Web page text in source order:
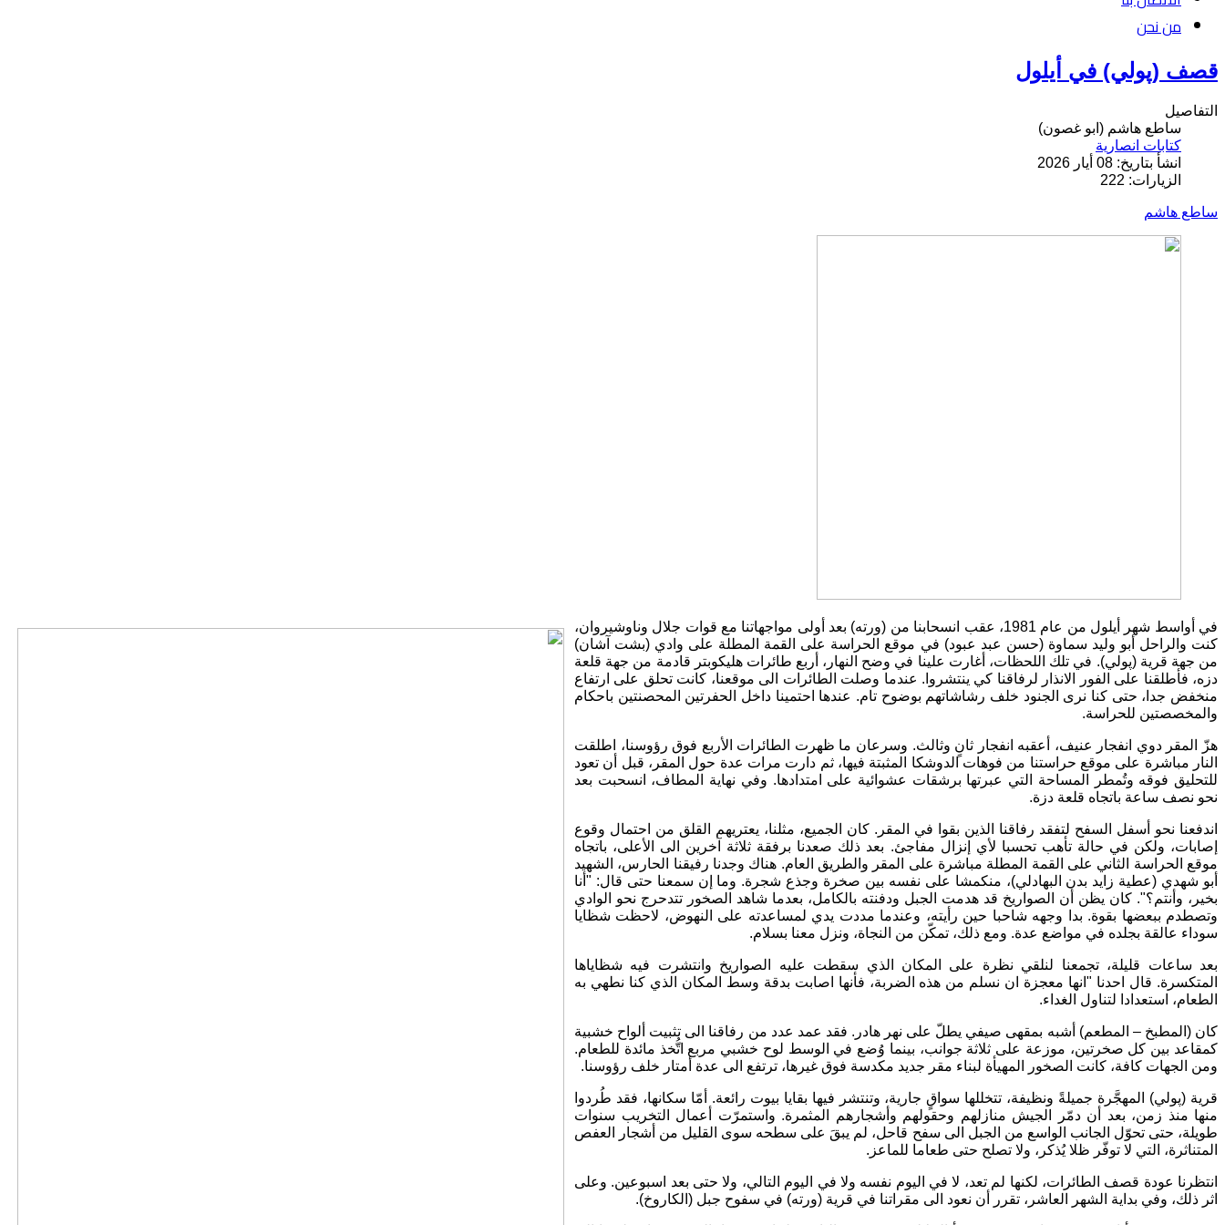
من نحن
قصف (پولي) في أيلول
التفاصيل
ساطع هاشم (ابو غصون)
كتابات انصارية
انشأ بتاريخ: 08 أيار 2026
الزيارات: 222
ساطع هاشم
في أواسط شهر أيلول من عام 1981، عقب انسحابنا من (ورته) بعد أولى مواجهاتنا مع قوات جلال وناوشيروان،
كنت والراحل أبو وليد سماوة (حسن عبد عبود) في موقع الحراسة على القمة المطلة على وادي (بشت آشان)
من جهة قرية (پولي). في تلك اللحظات، أغارت علينا في وضح النهار، أربع طائرات هليكوبتر قادمة من جهة قلعة
دزه، فأطلقنا على الفور الانذار لرفاقنا كي ينتشروا. عندما وصلت الطائرات الى موقعنا، كانت تحلق على ارتفاع
منخفض جدا، حتى كنا نرى الجنود خلف رشاشاتهم بوضوح تام. عندها احتمينا داخل الحفرتين المحصنتين باحكام
والمخصصتين للحراسة.
هزّ المقر دوي انفجار عنيف، أعقبه انفجار ثانٍ وثالث. وسرعان ما ظهرت الطائرات الأربع فوق رؤوسنا، اطلقت
النار مباشرة على موقع حراستنا من فوهات الدوشكا المثبتة فيها، ثم دارت مرات عدة حول المقر، قبل أن تعود
للتحليق فوقه وتُمطر المساحة التي عبرتها برشقات عشوائية على امتدادها. وفي نهاية المطاف، انسحبت بعد
نحو نصف ساعة باتجاه قلعة دزة.
اندفعنا نحو أسفل السفح لتفقد رفاقنا الذين بقوا في المقر. كان الجميع، مثلنا، يعتريهم القلق من احتمال وقوع
إصابات، ولكن في حالة تأهب تحسبا لأي إنزال مفاجئ. بعد ذلك صعدنا برفقة ثلاثة آخرين الى الأعلى، باتجاه
موقع الحراسة الثاني على القمة المطلة مباشرة على المقر والطريق العام. هناك وجدنا رفيقنا الحارس، الشهيد
أبو شهدي (عطية زايد بدن البهادلي)، منكمشا على نفسه بين صخرة وجذع شجرة. وما إن سمعنا حتى قال: "أنا
بخير، وأنتم؟". كان يظن أن الصواريخ قد هدمت الجبل ودفنته بالكامل، بعدما شاهد الصخور تتدحرج نحو الوادي
وتصطدم ببعضها بقوة. بدا وجهه شاحبا حين رأيته، وعندما مددت يدي لمساعدته على النهوض، لاحظت شظايا
سوداء عالقة بجلده في مواضع عدة. ومع ذلك، تمكّن من النجاة، ونزل معنا بسلام.
بعد ساعات قليلة، تجمعنا لنلقي نظرة على المكان الذي سقطت عليه الصواريخ وانتشرت فيه شظاياها
المتكسرة. قال احدنا "انها معجزة ان نسلم من هذه الضربة، فأنها اصابت بدقة وسط المكان الذي كنا نطهي به
الطعام، استعدادا لتناول الغداء.
كان (المطبخ – المطعم) أشبه بمقهى صيفي يطلّ على نهر هادر. فقد عمد عدد من رفاقنا الى تثبيت ألواح خشبية
كمقاعد بين كل صخرتين، موزعة على ثلاثة جوانب، بينما وُضع في الوسط لوح خشبي مربع اتُّخذ مائدة للطعام.
ومن الجهات كافة، كانت الصخور المهيأة لبناء مقر جديد مكدسة فوق غيرها، ترتفع الى عدة أمتار خلف رؤوسنا.
قرية (پولي) المهجَّرة جميلةً ونظيفة، تتخللها سواقٍ جارية، وتنتشر فيها بقايا بيوت رائعة. أمّا سكانها، فقد طُردوا
منها منذ زمن، بعد أن دمّر الجيش منازلهم وحقولهم وأشجارهم المثمرة. واستمرّت أعمال التخريب سنوات
طويلة، حتى تحوّل الجانب الواسع من الجبل الى سفح قاحل، لم يبقَ على سطحه سوى القليل من أشجار العفص
المتناثرة، التي لا توفّر ظلا يُذكر، ولا تصلح حتى طعاما للماعز.
انتظرنا عودة قصف الطائرات، لكنها لم تعد، لا في اليوم نفسه ولا في اليوم التالي، ولا حتى بعد اسبوعين. وعلى
اثر ذلك، وفي بداية الشهر العاشر، تقرر أن نعود الى مقراتنا في قرية (ورته) في سفوح جبل (الكاروخ).